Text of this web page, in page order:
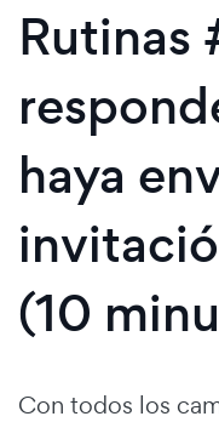
Rutinas
haya
(10
Con todos los